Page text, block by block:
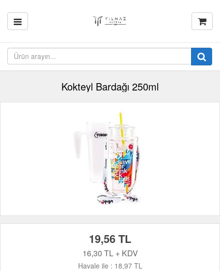
Kokteyl Bardağı 250ml
19,56 TL
16,30 TL + KDV
Havale ile : 18,97 TL